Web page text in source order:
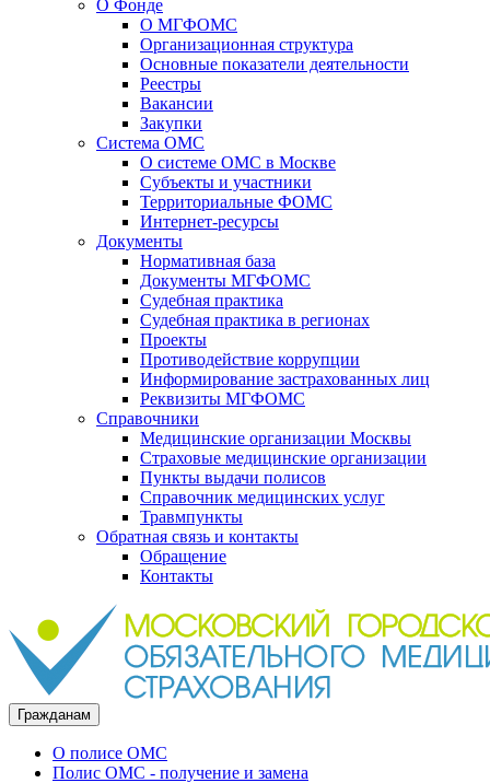
О Фонде
О МГФОМС
Организационная структура
Основные показатели деятельности
Реестры
Вакансии
Закупки
Система ОМС
О системе ОМС в Москве
Субъекты и участники
Территориальные ФОМС
Интернет-ресурсы
Документы
Нормативная база
Документы МГФОМС
Судебная практика
Судебная практика в регионах
Проекты
Противодействие коррупции
Информирование застрахованных лиц
Реквизиты МГФОМС
Справочники
Медицинские организации Москвы
Страховые медицинские организации
Пункты выдачи полисов
Справочник медицинских услуг
Травмпункты
Обратная связь и контакты
Обращение
Контакты
Гражданам
О полисе ОМС
Полис ОМС - получение и замена